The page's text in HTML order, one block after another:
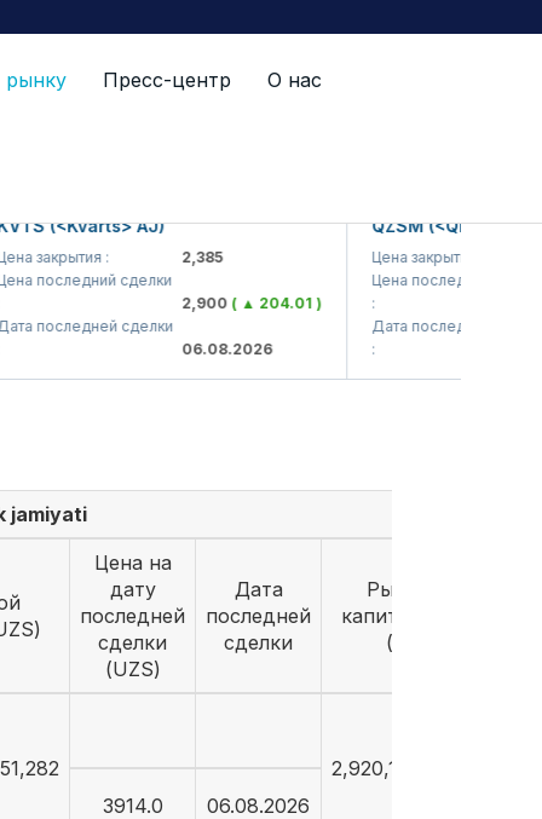
Пресс-центр О нас
(<Kvarts> AJ)
:
2,385
последний сделки
2,900( ▲ 204.01 )
последней сделки
06.08.2026
QZSM
Цена закрытия :
Цена последний сделки
Дата последней сделки
jamiyati
Цена на
дату
последней
сделки
(UZS)
Дата
последней
сделки
Рыночная
капитализация
(UZS)
2,920,112,372,282
3914.0 06.08.2026